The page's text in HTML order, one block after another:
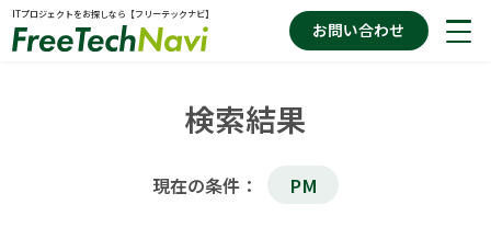
ITプロジェクトをお探しなら【フリーテックナビ】
お問い合わせ
検索結果
現在の条件： PM